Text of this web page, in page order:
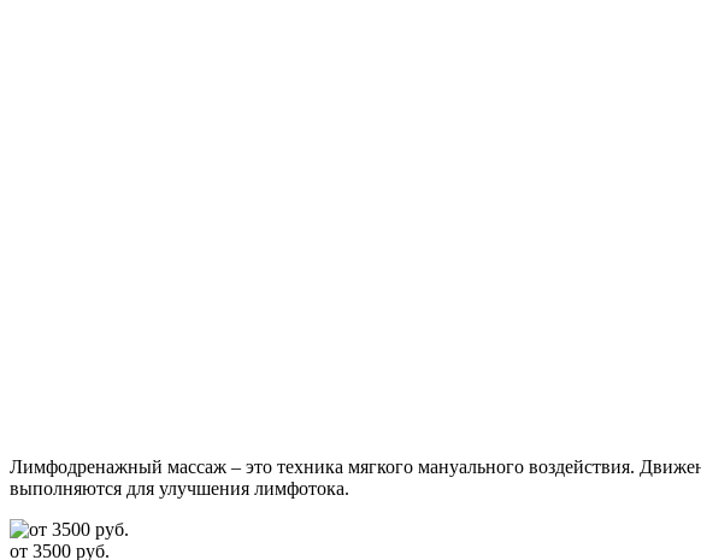
Лимфодренажный массаж – это техника мягкого мануального воздействия.
выполняются для улучшения лимфотока.
от 3500 руб.